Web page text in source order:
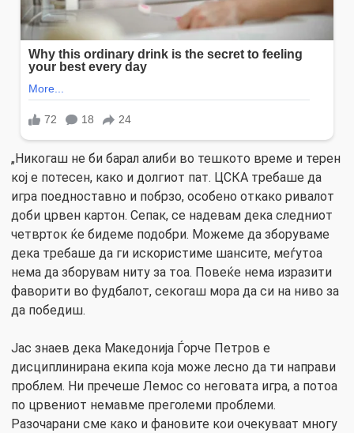
„Никогаш не би барал алиби во тешкото време и терен
кој е потесен, како и долгиот пат. ЦСКА требаше да
игра поедноставно и побрзо, особено откако ривалот
доби црвен картон. Сепак, се надевам дека следниот
четврток ќе бидеме подобри. Можеме да зборуваме
дека требаше да ги искористиме шансите, меѓутоа
нема да зборувам ниту за тоа. Повеќе нема изразити
фаворити во фудбалот, секогаш мора да си на ниво за
да победиш.
Јас знаев дека Македонија Ѓорче Петров е
дисциплинирана екипа која може лесно да ти направи
проблем. Ни пречеше Лемос со неговата игра, а потоа
по црвениот немавме преголеми проблеми.
Разочарани сме како и фановите кои очекуваат многу